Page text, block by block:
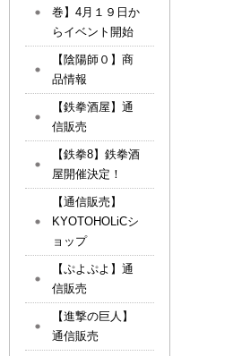
巻】4月１９日か
らイベント開始
【陰陽師０】商
品情報
【鉄拳酒屋】通
信販売
【鉄拳8】鉄拳酒
屋開催決定！
【通信販売】
KYOTOHOLiCシ
ョップ
【ぷよぷよ】通
信販売
【進撃の巨人】
通信販売